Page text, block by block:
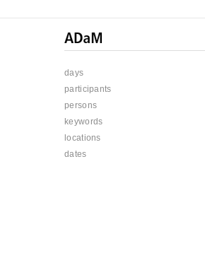
days
participants
persons
keywords
locations
dates